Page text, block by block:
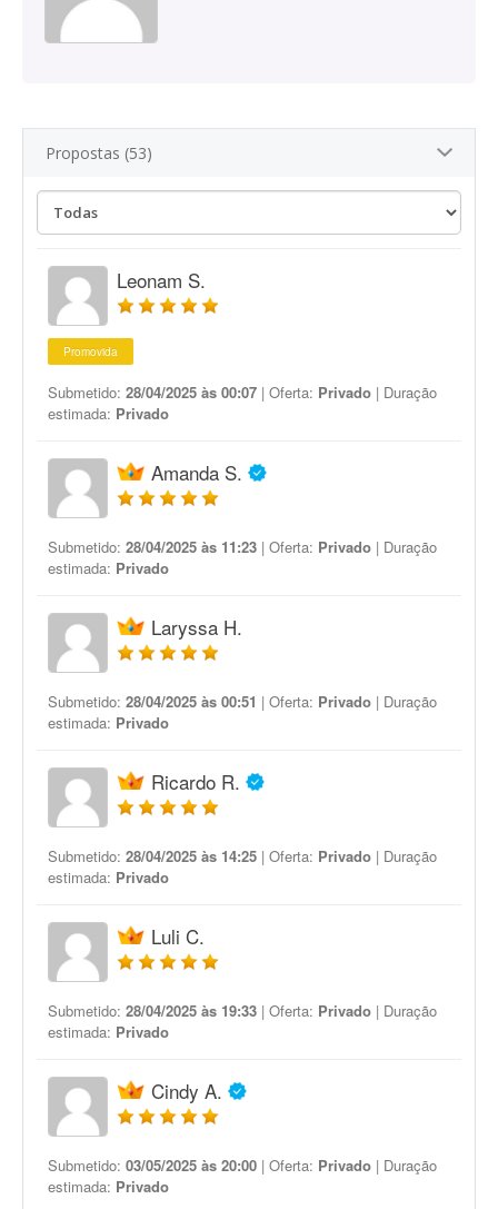
Propostas (53)
Leonam S.
Promovida
Submetido: 28/04/2025 às 00:07 | Oferta: Privado | Duração
estimada: Privado
Amanda S.
Submetido: 28/04/2025 às 11:23 | Oferta: Privado | Duração
estimada: Privado
Laryssa H.
Submetido: 28/04/2025 às 00:51 | Oferta: Privado | Duração
estimada: Privado
Ricardo R.
Submetido: 28/04/2025 às 14:25 | Oferta: Privado | Duração
estimada: Privado
Luli C.
Submetido: 28/04/2025 às 19:33 | Oferta: Privado | Duração
estimada: Privado
Cindy A.
Submetido: 03/05/2025 às 20:00 | Oferta: Privado | Duração
estimada: Privado